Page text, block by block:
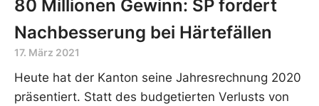
80 Millionen Gewinn: SP fordert
Nachbesserung bei Härtefällen
17. März 2021
Heute hat der Kanton seine Jahresrechnung 2020
präsentiert. Statt des budgetierten Verlusts von